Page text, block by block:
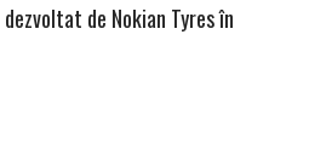
de Nokian Tyres în